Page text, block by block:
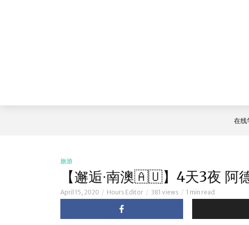
在线
旅游
【邂逅∙南澳🇦🇺】4天3夜 阿
April 15, 2020 Hours Editor 381 views 1 min read